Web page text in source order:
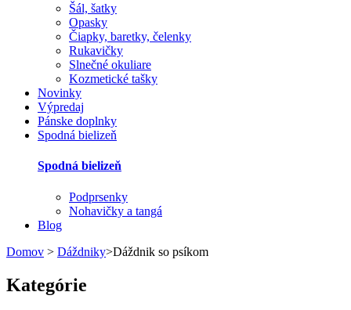
Šál, šatky
Opasky
Čiapky, baretky, čelenky
Rukavičky
Slnečné okuliare
Kozmetické tašky
Novinky
Výpredaj
Pánske doplnky
Spodná bielizeň
Spodná bielizeň
Podprsenky
Nohavičky a tangá
Blog
Domov > Dáždniky>Dáždnik so psíkom
Kategórie